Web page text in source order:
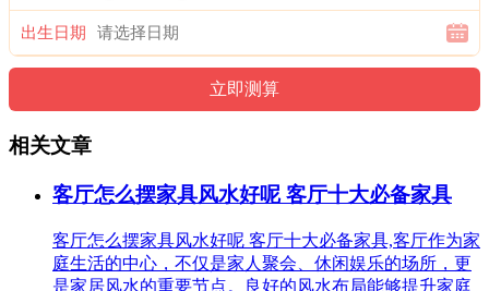
出生日期
相关文章
客厅怎么摆家具风水好呢 客厅十大必备家具
客厅怎么摆家具风水好呢 客厅十大必备家具,客厅作为家
庭生活的中心，不仅是家人聚会、休闲娱乐的场所，更
是家居风水的重要节点。良好的风水布局能够提升家庭